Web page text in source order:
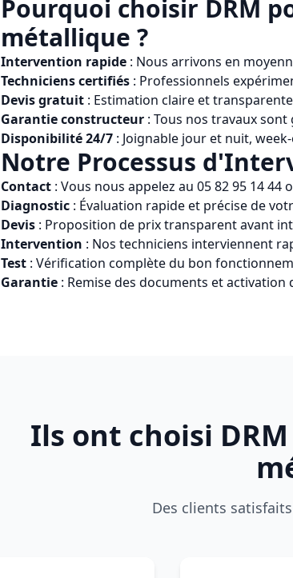
Pourquoi choisir DRM
métallique ?
Intervention rapide : Nous arrivons en
Techniciens certifiés : Professionnels
Devis gratuit : Estimation claire et
Garantie constructeur : Tous nos travaux
Disponibilité 24/7 : Joignable jour et nuit,
Notre Processus
Contact : Vous nous appelez au 05 82 95 14 44
Diagnostic : Évaluation rapide et précise de
Devis : Proposition de prix transparent avant
Intervention : Nos techniciens interviennent
Test : Vérification complète du bon
Garantie : Remise des documents et activation
Ils ont choisi
Des clients